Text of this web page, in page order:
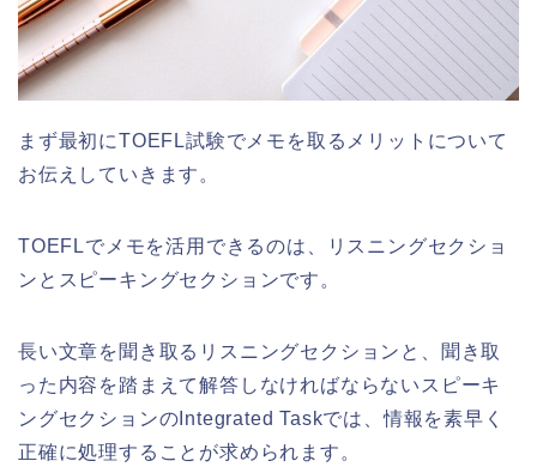
まず最初にTOEFL試験でメモを取るメリットについて
お伝えしていきます。
TOEFLでメモを活用できるのは、リスニングセクショ
ンとスピーキングセクションです。
長い文章を聞き取るリスニングセクションと、聞き取
った内容を踏まえて解答しなければならないスピーキ
ングセクションのIntegrated Taskでは、情報を素早く
正確に処理することが求められます。